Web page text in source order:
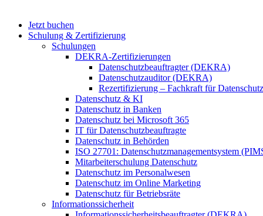
Jetzt buchen
Schulung & Zertifizierung
Schulungen
DEKRA-Zertifizierungen
Datenschutzbeauftragter (DEKRA)
Datenschutzauditor (DEKRA)
Rezertifizierung – Fachkraft für
Datenschutz & KI
Datenschutz in Banken
Datenschutz bei Microsoft 365
IT für Datenschutzbeauftragte
Datenschutz in Behörden
ISO 27701: Datenschutzmanagementsystem
Mitarbeiterschulung Datenschutz
Datenschutz im Personalwesen
Datenschutz im Online Marketing
Datenschutz für Betriebsräte
Informationssicherheit